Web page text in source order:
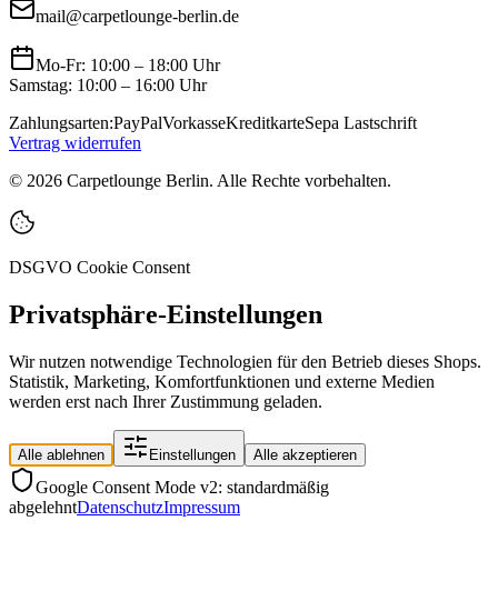
mail@carpetlounge-berlin.de
Mo-Fr: 10:00 – 18:00 Uhr
Samstag: 10:00 – 16:00 Uhr
Zahlungsarten:PayPalVorkasseKreditkarteSepa Lastschrift
Vertrag widerrufen
© 2026 Carpetlounge Berlin. Alle Rechte vorbehalten.
DSGVO Cookie Consent
Privatsphäre-Einstellungen
Wir nutzen notwendige Technologien für den Betrieb dieses Shops.
Statistik, Marketing, Komfortfunktionen und externe Medien
werden erst nach Ihrer Zustimmung geladen.
Alle ablehnen Einstellungen Alle akzeptieren
Google Consent Mode v2: standardmäßig
abgelehntDatenschutzImpressum